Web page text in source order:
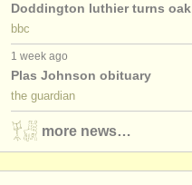
Doddington luthier turns
bbc
1 week ago
Plas Johnson obituary
the guardian
more news…